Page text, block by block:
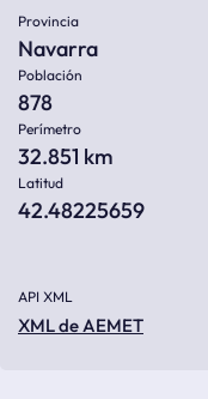
Provincia
Navarra
Población
878
Perímetro
32.851 km
Latitud
42.48225659
API XML
XML de AEMET